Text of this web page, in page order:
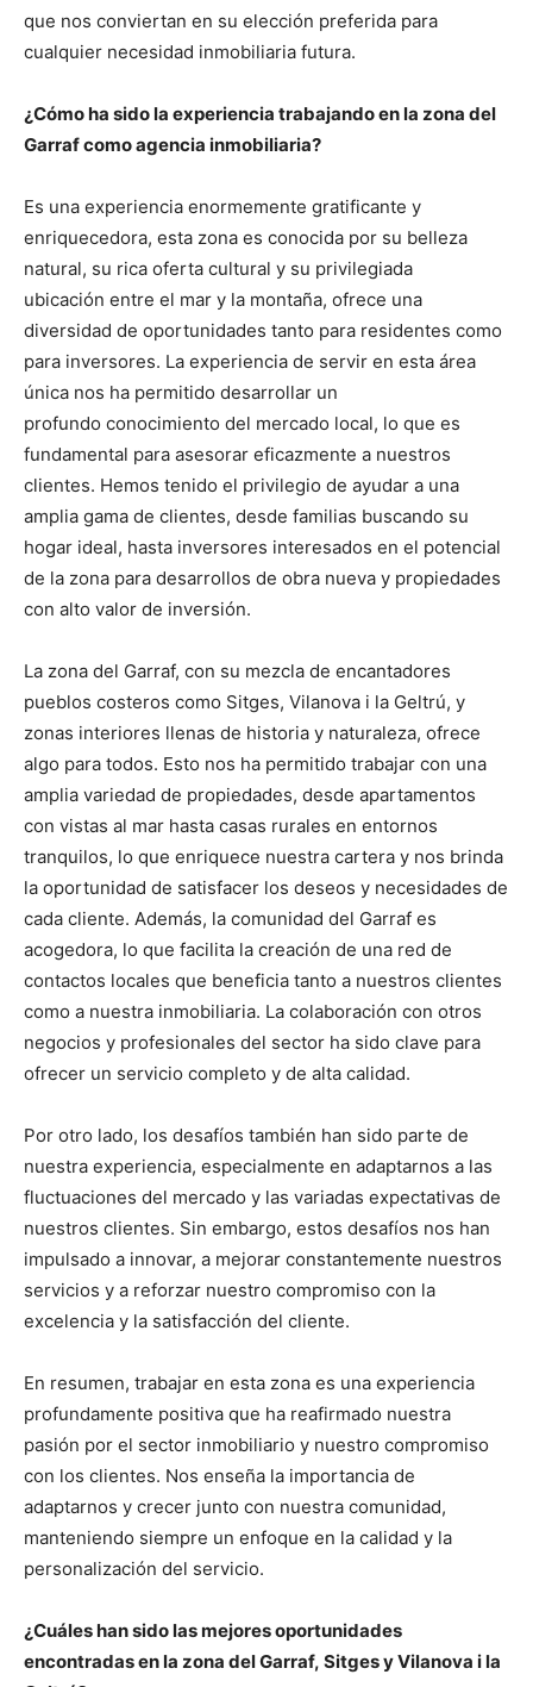
que nos conviertan en su elección preferida para
cualquier necesidad inmobiliaria futura.
¿Cómo ha sido la experiencia trabajando en la zona del
Garraf como agencia inmobiliaria?
Es una experiencia enormemente gratificante y
enriquecedora, esta zona es conocida por su belleza
natural, su rica oferta cultural y su privilegiada
ubicación entre el mar y la montaña, ofrece una
diversidad de oportunidades tanto para residentes como
para inversores. La experiencia de servir en esta área
única nos ha permitido desarrollar un
profundo conocimiento del mercado local, lo que es
fundamental para asesorar eficazmente a nuestros
clientes. Hemos tenido el privilegio de ayudar a una
amplia gama de clientes, desde familias buscando su
hogar ideal, hasta inversores interesados en el potencial
de la zona para desarrollos de obra nueva y propiedades
con alto valor de inversión.
La zona del Garraf, con su mezcla de encantadores
pueblos costeros como Sitges, Vilanova i la Geltrú, y
zonas interiores llenas de historia y naturaleza, ofrece
algo para todos. Esto nos ha permitido trabajar con una
amplia variedad de propiedades, desde apartamentos
con vistas al mar hasta casas rurales en entornos
tranquilos, lo que enriquece nuestra cartera y nos brinda
la oportunidad de satisfacer los deseos y necesidades de
cada cliente. Además, la comunidad del Garraf es
acogedora, lo que facilita la creación de una red de
contactos locales que beneficia tanto a nuestros clientes
como a nuestra inmobiliaria. La colaboración con otros
negocios y profesionales del sector ha sido clave para
ofrecer un servicio completo y de alta calidad.
Por otro lado, los desafíos también han sido parte de
nuestra experiencia, especialmente en adaptarnos a las
fluctuaciones del mercado y las variadas expectativas de
nuestros clientes. Sin embargo, estos desafíos nos han
impulsado a innovar, a mejorar constantemente nuestros
servicios y a reforzar nuestro compromiso con la
excelencia y la satisfacción del cliente.
En resumen, trabajar en esta zona es una experiencia
profundamente positiva que ha reafirmado nuestra
pasión por el sector inmobiliario y nuestro compromiso
con los clientes. Nos enseña la importancia de
adaptarnos y crecer junto con nuestra comunidad,
manteniendo siempre un enfoque en la calidad y la
personalización del servicio.
¿Cuáles han sido las mejores oportunidades
encontradas en la zona del Garraf, Sitges y Vilanova i la